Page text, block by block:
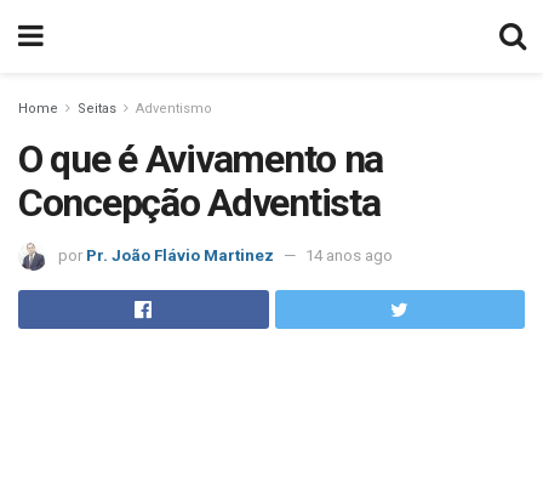
Home Seitas Adventismo
O que é Avivamento na
Concepção Adventista
por Pr. João Flávio Martinez 14 anos ago